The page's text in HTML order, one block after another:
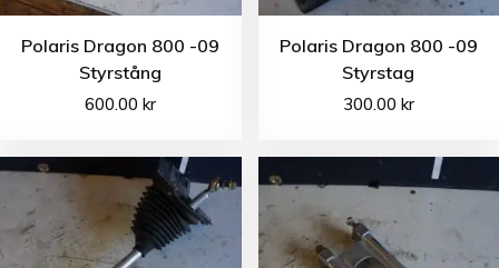
Polaris Dragon 800 -09
Styrstång
600.00kr
Polaris Dragon 800 -09
Styrstag
300.00 kr